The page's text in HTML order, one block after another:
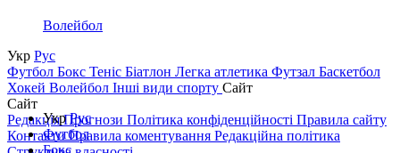
Волейбол
Укр Рус
Футбол Бокс Теніс Біатлон Легка атлетика Футзал Баскетбол
Хокей Волейбол Інші види спорту Сайт
Сайт
РедакціяПрогнози Політика конфіденційності Правила сайту
КонтактиПравила коментування Редакційна політика
УкрРус
Футбол
Бокс